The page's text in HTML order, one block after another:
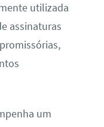
utilizada
assinaturas
um